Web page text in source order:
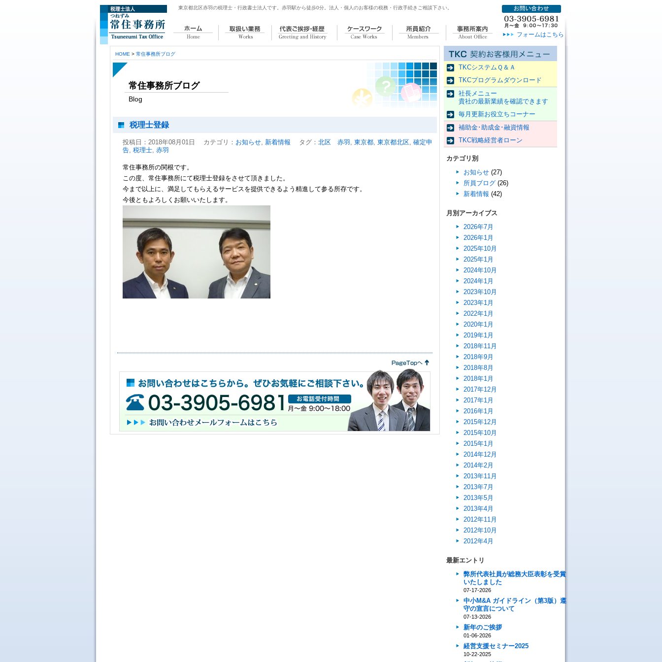
東京都北区赤羽の税理士・行政書士法人 です。赤羽駅から徒歩0分。法人・個人のお客様の税務・行政手続きご相談下さい。
ホーム 取扱い業務 代表ご挨拶・経歴 ケースワーク 所員紹介 事務所案内 フォームはこちら
HOME > 常住事務所ブログ
常住事務所ブログ
Blog
税理士登録
投稿日：2018年08月01日 カテゴリ： お知らせ, 新着情報 タグ： 北区 赤羽 , 東京都, 東京都北区, 確定申
告, 税理士, 赤羽
常住事務所の関根です。
この度、常住事務所にて税理士登録をさせて頂きました。
今まで以上に、満足してもらえるサービスを提供できるよう精進して参る所存です。
今後ともよろしくお願いいたします。
TKCシステムＱ＆Ａ
TKCプログラムダウンロード
社長メニュー
貴社の最新業績を確認できます
毎月更新お役立ちコーナー
補助金･助成金･融資情報
TKC戦略経営者ローン
カテゴリ別
お知らせ (27)
所員ブログ (26)
新着情報 (42)
月別アーカイブス
2026年7月
2026年1月
2025年10月
2025年1月
2024年10月
2024年1月
2023年10月
2023年1月
2022年1月
2020年1月
2019年1月
2018年11月
2018年9月
2018年8月
2018年1月
2017年12月
2017年1月
2016年1月
2015年12月
2015年10月
2015年1月
2014年12月
2014年2月
2013年11月
2013年7月
2013年5月
2013年4月
2012年11月
2012年10月
2012年4月
最新エントリ
弊所代表社員が総務大臣表彰を受賞
いたしました
07-17-2026
中小M&A ガイドライン（第3版）遵
守の宣言について
07-13-2026
新年のご挨拶
01-06-2026
経営支援セミナー2025
10-22-2025